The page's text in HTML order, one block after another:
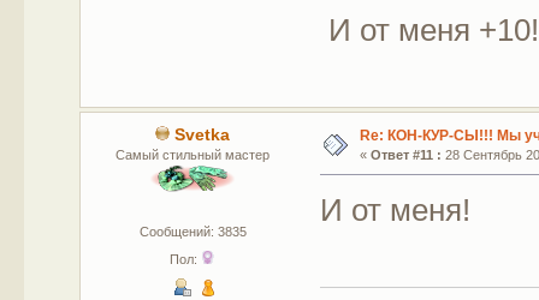
И от меня
Svetka
Самый стильный мастер
Сообщений: 3835
Пол:
Re: КОН-КУР-СЫ!!! Мы
« Ответ #11 : 28 Сентябрь
И от меня!